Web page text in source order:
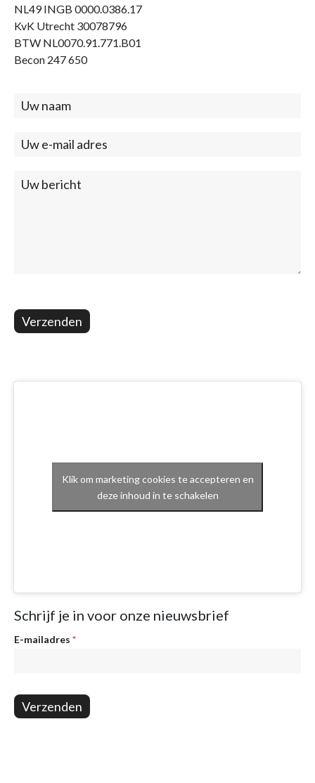
NL49 INGB 0000.0386.17
KvK Utrecht 30078796
BTW NL0070.91.771.B01
Becon 247 650
Contact
Verzenden
Klik om marketing cookies te accepteren en
deze inhoud in te schakelen
Schrijf je in voor onze nieuwsbrief
Nieuwsbrief
E-mailadres *
Verzenden